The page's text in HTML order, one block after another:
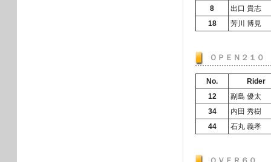
8 出口 貴志
18 芳川 博見
ＯＰＥＮ２１０
No. Rider
12 副島 優太
34 内田 秀樹
44 石丸 義孝